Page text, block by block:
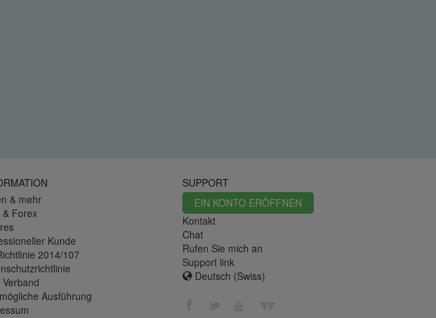
& mehr
& Forex
Kunde
2014/107
Ausführung
SUPPORT
EIN KONTO ERÖFFNEN
Kontakt
Chat
Rufen Sie mich an
Support link
Deutsch (Swiss)